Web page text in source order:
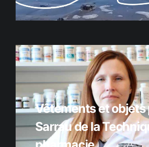
Vêtements et objets
Sarrau de la